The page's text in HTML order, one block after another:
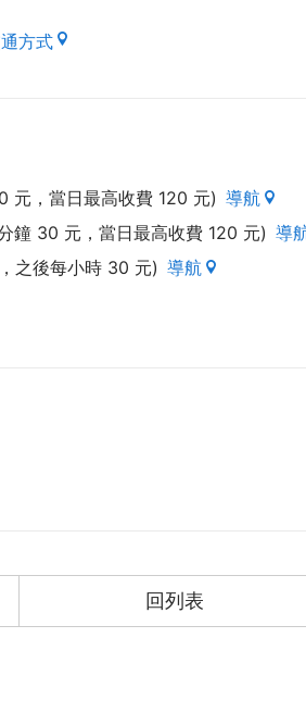
方式
元，當日最高收費 120 元) 導航
鐘 30 元，當日最高收費 120 元) 導
之後每小時 30 元) 導航
回列表